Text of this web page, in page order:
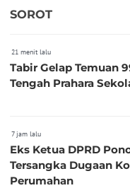
SOROT
21 menit lalu
Tabir Gelap Temuan
Tengah Prahara
7 jam lalu
Eks Ketua DPRD
Tersangka Dugaan
Perumahan